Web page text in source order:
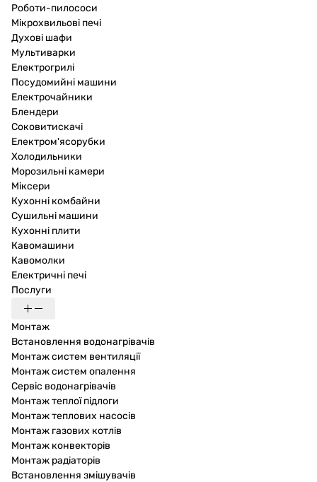
Роботи-пилососи
Мікрохвильові печі
Духові шафи
Мультиварки
Електрогрилі
Посудомийні машини
Електрочайники
Блендери
Соковитискачі
Електром'ясорубки
Холодильники
Морозильні камери
Міксери
Кухонні комбайни
Сушильні машини
Кухонні плити
Кавомашини
Кавомолки
Електричні печі
Послуги
Монтаж
Встановлення водонагрівачів
Монтаж систем вентиляції
Монтаж систем опалення
Сервіс водонагрівачів
Монтаж теплої підлоги
Монтаж теплових насосів
Монтаж газових котлів
Монтаж конвекторів
Монтаж радіаторів
Встановлення змішувачів